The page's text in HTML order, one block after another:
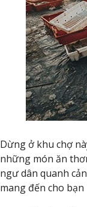
Dừng ở khu chợ
những món ăn
ngư dân quanh
mang đến cho